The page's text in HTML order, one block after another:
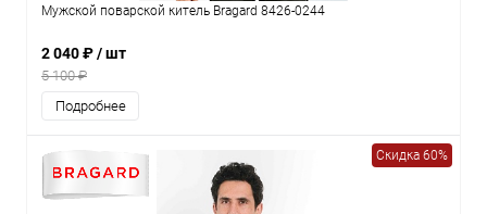
Мужской поварской китель Bragard 8426-0244
2 040 ₽/ шт
5 100 ₽
Подробнее
Скидка 60%